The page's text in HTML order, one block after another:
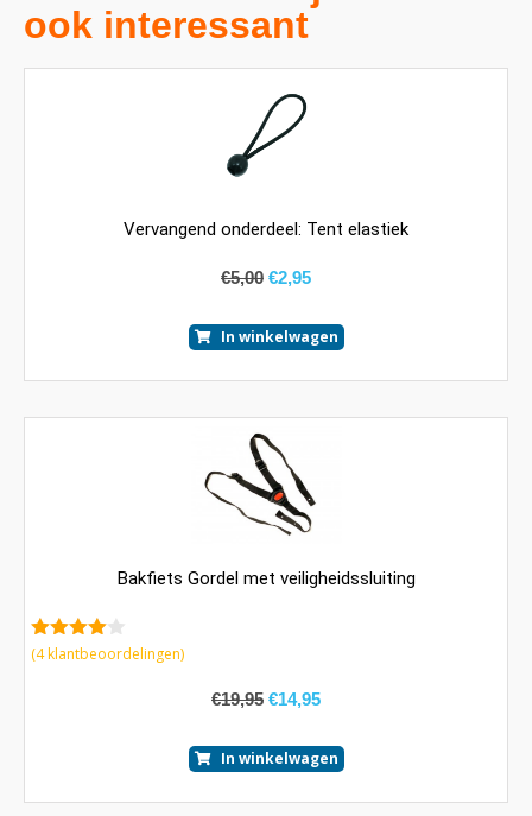
ook interessant
Vervangend onderdeel: Tent elastiek
€5,00 €2,95
In winkelwagen
Bakfiets Gordel met veiligheidssluiting
4.25van
(4klantbeoordelingen)
€19,95 €14,95
In winkelwagen